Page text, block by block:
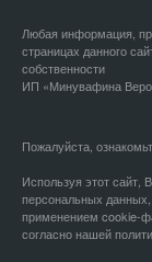
Любая информация,
страницах данного
собственности
ИП «Минувафина
Пожалуйста,
Используя этот сайт,
персональных
применением cookie-
согласно нашей